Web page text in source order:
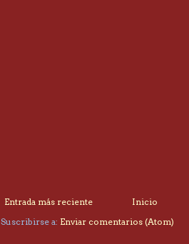
Entrada más reciente
Inicio
Suscribirse a: Enviar comentarios (Atom)